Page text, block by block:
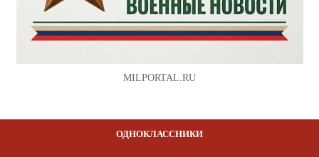
MILPORTAL.RU
ОДНОКЛАССНИКИ